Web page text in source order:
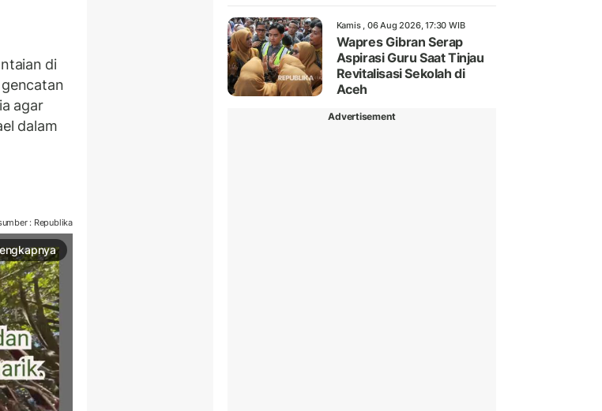
di
agar
dalam
: Republika
Kamis , 06 Aug 2026, 17:30 WIB
Wapres Gibran Serap
Aspirasi Guru Saat Tinjau
Revitalisasi Sekolah di
Aceh
Advertisement